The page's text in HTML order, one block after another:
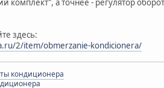
здесь:
2/item/obmerzanie-kondicionera/
кондиционера